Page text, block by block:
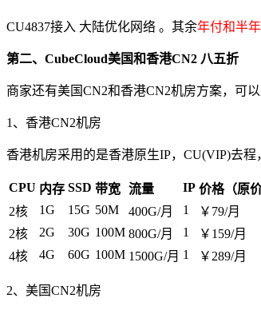
CU4837接入 大陆优化网络 。其余年付和半
第二、CubeCloud美国和香港CN2 八五折
商家还有美国CN2和香港CN2机房方案，可
1、香港CN2机房
香港机房采用的是香港原生IP，CU(VIP)去
CPU 内存 SSD 带宽 流量 IP 价格（原价
2核
1G 15G 50M 400G/月 1 ￥79/月
2核
2G 30G 100M 800G/月 1 ￥159/月
4核
4G 60G 100M 1500G/月 1 ￥289/月
2、美国CN2机房